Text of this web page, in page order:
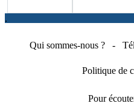
.
Qui sommes-nous ? -
Politique de
Pour